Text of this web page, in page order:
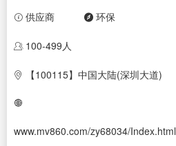
供应商 环保
100-499人
【100115】中国大陆(深圳大道)
www.mv860.com/zy68034/Index.html